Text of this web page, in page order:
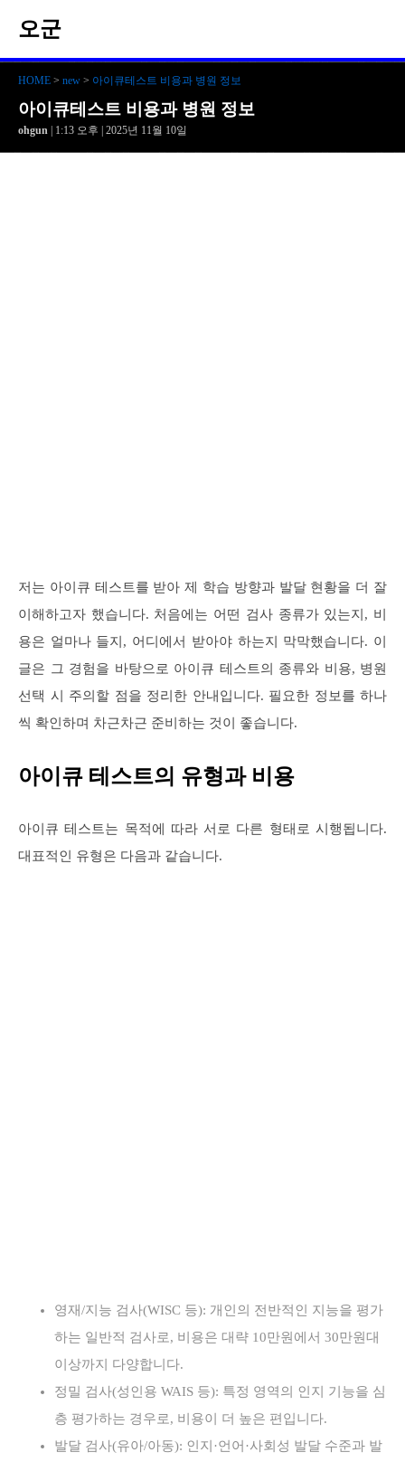
오군
HOME > new > 아이큐테스트 비용과 병원 정보
아이큐테스트 비용과 병원 정보
ohgun | 1:13 오후 | 2025년 11월 10일
저는 아이큐 테스트를 받아 제 학습 방향과 발달 현황을 더 잘
이해하고자 했습니다. 처음에는 어떤 검사 종류가 있는지, 비
용은 얼마나 들지, 어디에서 받아야 하는지 막막했습니다. 이
글은 그 경험을 바탕으로 아이큐 테스트의 종류와 비용, 병원
선택 시 주의할 점을 정리한 안내입니다. 필요한 정보를 하나
씩 확인하며 차근차근 준비하는 것이 좋습니다.
아이큐 테스트의 유형과 비용
아이큐 테스트는 목적에 따라 서로 다른 형태로 시행됩니다.
대표적인 유형은 다음과 같습니다.
영재/지능 검사(WISC 등): 개인의 전반적인 지능을 평가
하는 일반적 검사로, 비용은 대략 10만원에서 30만원대
이상까지 다양합니다.
정밀 검사(성인용 WAIS 등): 특정 영역의 인지 기능을 심
층 평가하는 경우로, 비용이 더 높은 편입니다.
발달 검사(유아/아동): 인지·언어·사회성 발달 수준과 발